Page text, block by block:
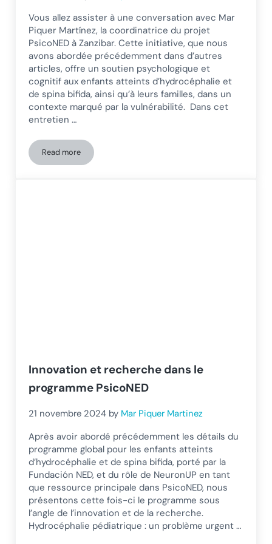
Vous allez assister à une conversation avec Mar
Piquer Martínez, la coordinatrice du projet
PsicoNED à Zanzibar. Cette initiative, que nous
avons abordée précédemment dans d’autres
articles, offre un soutien psychologique et
cognitif aux enfants atteints d’hydrocéphalie et
de spina bifida, ainsi qu’à leurs familles, dans un
contexte marqué par la vulnérabilité. Dans cet
entretien …
Read moreLa lutte pour la rééducation neurologique pédiatrique en
Innovation et recherche dans le
programme PsicoNED
21 novembre 2024 by Mar Piquer Martinez
Après avoir abordé précédemment les détails du
programme global pour les enfants atteints
d’hydrocéphalie et de spina bifida, porté par la
Fundación NED, et du rôle de NeuronUP en tant
que ressource principale dans PsicoNED, nous
présentons cette fois-ci le programme sous
l’angle de l’innovation et de la recherche.
Hydrocéphalie pédiatrique : un problème urgent …